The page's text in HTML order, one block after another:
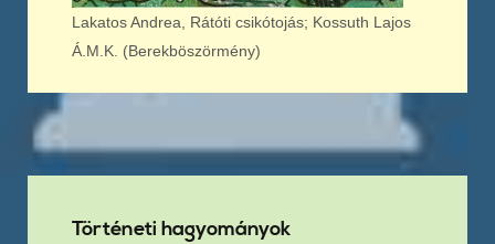
Lakatos Andrea, Rátóti csikótojás; Kossuth Lajos
Á.M.K. (Berekböszörmény)
Történeti hagyományok